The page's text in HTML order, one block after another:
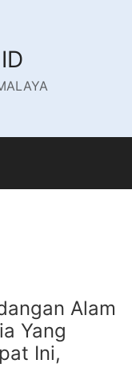
Alam
Yang
Ini,